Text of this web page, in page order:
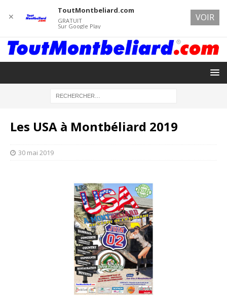
Les USA à Montbéliard 2019
30 mai 2019
✕
ToutMontbeliard.com
GRATUIT
Sur Google Play
VOIR